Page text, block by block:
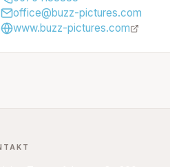
office@buzz-pictures.com
www.buzz-pictures.com